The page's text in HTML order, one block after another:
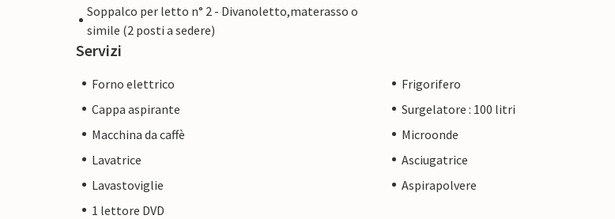
Soppalco per letto n° 2 - Divanoletto,materasso o
simile (2 posti a sedere)
Servizi
Forno elettrico
Frigorifero
Cappa aspirante
Surgelatore : 100 litri
Macchina da caffè
Microonde
Lavatrice
Asciugatrice
Lavastoviglie
Aspirapolvere
1 lettore DVD